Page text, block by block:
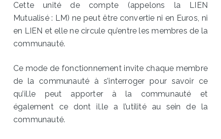
Cette unité de compte (appelons la LIEN
Mutualisé : LM) ne peut être convertie ni en Euros, ni
en LIEN et elle ne circule qu’entre les membres de la
communauté.
Ce mode de fonctionnement invite chaque membre
de la communauté à s’interroger pour savoir ce
qu’il.le peut apporter à la communauté et
également ce dont il.le a l’utilité au sein de la
communauté.